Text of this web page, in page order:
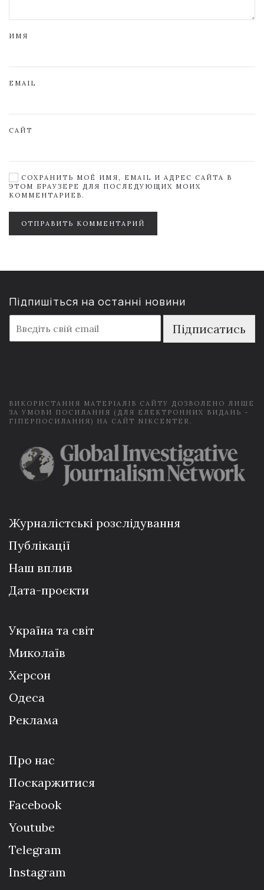
ИМЯ
EMAIL
САЙТ
СОХРАНИТЬ МОЁ ИМЯ, EMAIL И АДРЕС САЙТА В
ЭТОМ БРАУЗЕРЕ ДЛЯ ПОСЛЕДУЮЩИХ МОИХ
КОММЕНТАРИЕВ.
ОТПРАВИТЬ КОММЕНТАРИЙ
Підпишіться на останні новини
m
a
Підписатись
ВИКОРИСТАННЯ МАТЕРІАЛІВ САЙТУ ДОЗВОЛЕНО ЛИШЕ
ЗА УМОВИ ПОСИЛАННЯ (ДЛЯ ЕЛЕКТРОННИХ ВИДАНЬ -
ГІПЕРПОСИЛАННЯ) НА САЙТ NIKCENTER.
Журналістські розслідування
Публікації
Наш вплив
Дата-проєкти
Україна та світ
Миколаїв
Херсон
Одеса
Реклама
Про нас
Поскаржитися
Facebook
Youtube
Telegram
Instagram